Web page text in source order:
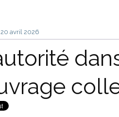
avril 2026